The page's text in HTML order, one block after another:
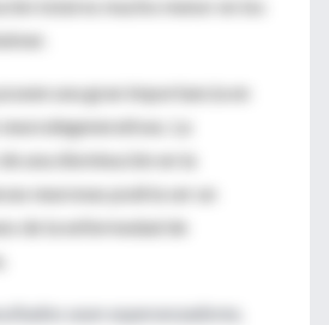
total es mucho menor en los
una gran importancia en
La
una disminución en la
neuronas podría ser un
de la enfermedad de
sean esperanzadores,